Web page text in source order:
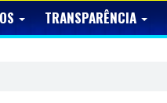
TRANSPARÊNCIA